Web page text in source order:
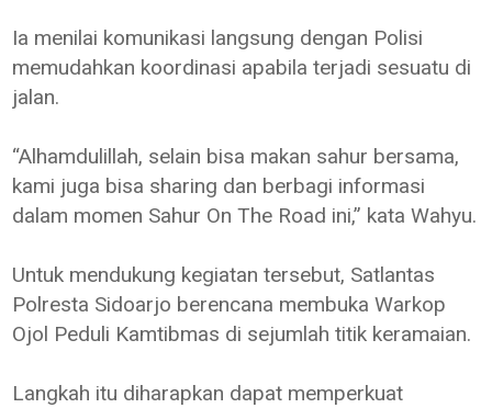
Ia menilai komunikasi langsung dengan Polisi
memudahkan koordinasi apabila terjadi sesuatu di
jalan.
“Alhamdulillah, selain bisa makan sahur bersama,
kami juga bisa sharing dan berbagi informasi
dalam momen Sahur On The Road ini,” kata Wahyu.
Untuk mendukung kegiatan tersebut, Satlantas
Polresta Sidoarjo berencana membuka Warkop
Ojol Peduli Kamtibmas di sejumlah titik keramaian.
Langkah itu diharapkan dapat memperkuat